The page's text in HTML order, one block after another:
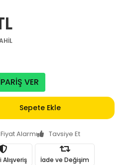
VER
Sepete Ekle
Fiyat Alarmı Tavsiye Et
İade ve Değişim